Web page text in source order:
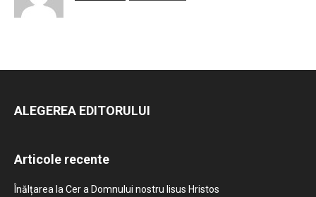
ALEGEREA EDITORULUI
Articole recente
Înălțarea la Cer a Domnului nostru Iisus Hristos